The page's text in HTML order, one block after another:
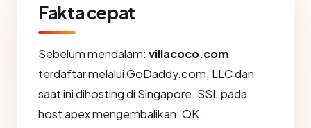
Fakta cepat
Sebelum mendalam: villacoco.com
terdaftar melalui GoDaddy.com, LLC dan
saat ini dihosting di Singapore. SSL pada
host apex mengembalikan: OK.